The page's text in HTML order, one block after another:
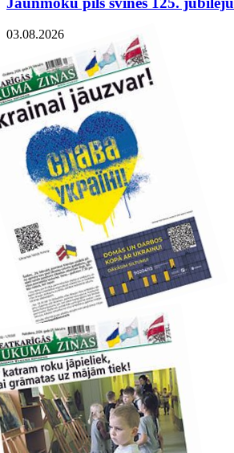
03.08.2026